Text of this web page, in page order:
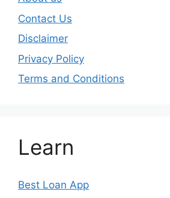
Contact Us
Disclaimer
Privacy Policy
Terms and Conditions
Learn
Best Loan App